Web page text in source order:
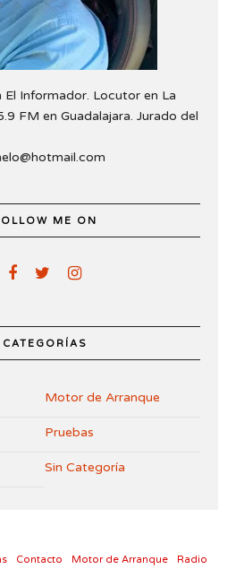
Informador. Locutor en La
FM en Guadalajara. Jurado del
ME ON
CATEGORÍAS
Motor de Arranque
Pruebas
Sin Categoría
Contacto Motor de Arranque Radio